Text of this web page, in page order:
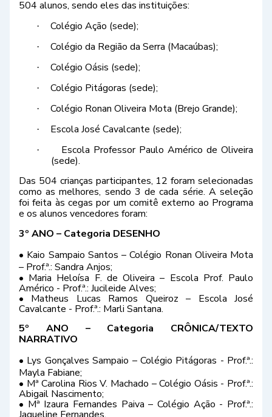
504 alunos, sendo eles das instituições:
· Colégio Ação (sede);
· Colégio da Região da Serra (Macaúbas);
· Colégio Oásis (sede);
· Colégio Pitágoras (sede);
· Colégio Ronan Oliveira Mota (Brejo Grande);
· Escola José Cavalcante (sede);
·
Escola Professor Paulo Américo de Oliveira
(sede).
Das 504 crianças participantes, 12 foram selecionadas
como as melhores, sendo 3 de cada série. A seleção
foi feita às cegas por um comitê externo ao Programa
e os alunos vencedores foram:
3º ANO – Categoria DESENHO
• Kaio Sampaio Santos – Colégio Ronan Oliveira Mota
– Prof.ª.: Sandra Anjos;
• Maria Heloísa F. de Oliveira – Escola Prof. Paulo
Américo - Prof.ª.: Jucileide Alves;
• Matheus Lucas Ramos Queiroz – Escola José
Cavalcante - Prof.ª.: Marli Santana.
5º ANO – Categoria CRÔNICA/TEXTO
NARRATIVO
• Lys Gonçalves Sampaio – Colégio Pitágoras - Prof.ª.:
Mayla Fabiane;
• Mª Carolina Rios V. Machado – Colégio Oásis - Prof.ª.:
Abigail Nascimento;
• Mª Izaura Fernandes Paiva – Colégio Ação - Prof.ª.: